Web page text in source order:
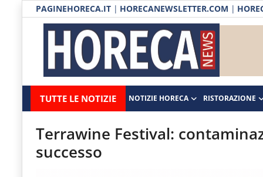
PAGINEHORECA.IT | HORECANEWSLETTER.COM |
Horecanews.it
-
Notizie
Horeca
Il
portale
TUTTE LE NOTIZIE NOTIZIE HORECA RISTORAZIONE
Notizie HORECA
Ristorazione
Ospitalità
Distribuzione
Terrawine Festival:
successo